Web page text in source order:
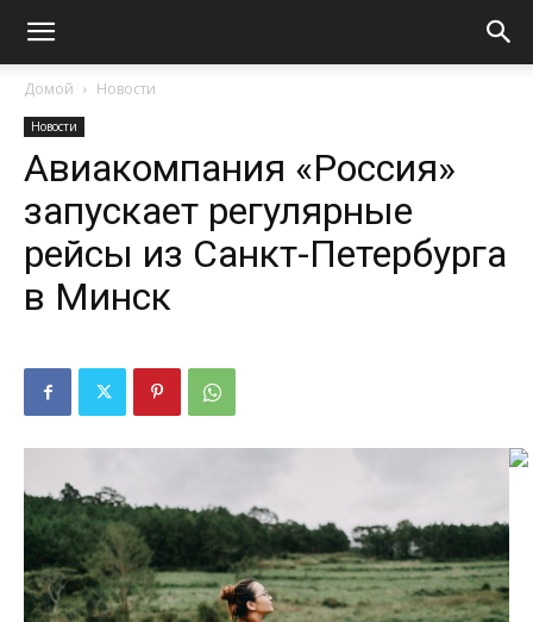
Домой Новости
Новости
Авиакомпания «Россия»
запускает регулярные
рейсы из Санкт-Петербурга
в Минск